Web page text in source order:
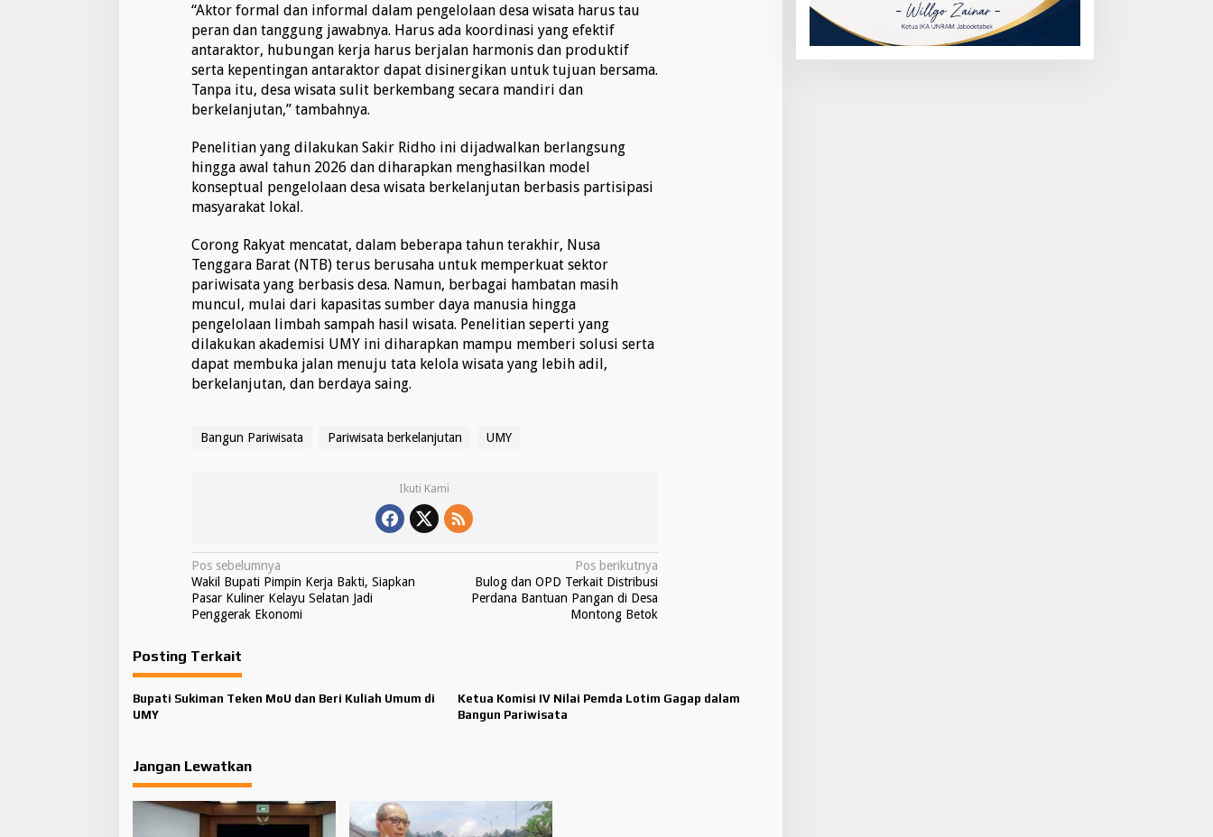
a
n
K
a
r
i
a
L
o
k
l
“Aktor formal dan informal dalam pengelolaan desa wisata harus tau
peran dan tanggung jawabnya. Harus ada koordinasi yang efektif
antaraktor, hubungan kerja harus berjalan harmonis dan produktif
serta kepentingan antaraktor dapat disinergikan untuk tujuan bersama.
Tanpa itu, desa wisata sulit berkembang secara mandiri dan
berkelanjutan,” tambahnya.
Penelitian yang dilakukan Sakir Ridho ini dijadwalkan berlangsung
hingga awal tahun 2026 dan diharapkan menghasilkan model
konseptual pengelolaan desa wisata berkelanjutan berbasis partisipasi
masyarakat lokal.
Corong Rakyat mencatat, dalam beberapa tahun terakhir, Nusa
Tenggara Barat (NTB) terus berusaha untuk memperkuat sektor
pariwisata yang berbasis desa. Namun, berbagai hambatan masih
muncul, mulai dari kapasitas sumber daya manusia hingga
pengelolaan limbah sampah hasil wisata. Penelitian seperti yang
dilakukan akademisi UMY ini diharapkan mampu memberi solusi serta
dapat membuka jalan menuju tata kelola wisata yang lebih adil,
berkelanjutan, dan berdaya saing.
Bangun Pariwisata Pariwisata berkelanjutan UMY
Ikuti Kami
N
a
v
i
g
a
p
o
s
Pos sebelumnya
Wakil Bupati Pimpin Kerja Bakti, Siapkan
Pasar Kuliner Kelayu Selatan Jadi
Penggerak Ekonomi
Pos berikutnya
Bulog dan OPD Terkait Distribusi
Perdana Bantuan Pangan di Desa
Montong Betok
Posting Terkait
Bupati Sukiman Teken MoU dan Beri Kuliah Umum di
UMY
Ketua Komisi IV Nilai Pemda Lotim Gagap dalam
Bangun Pariwisata
Jangan Lewatkan